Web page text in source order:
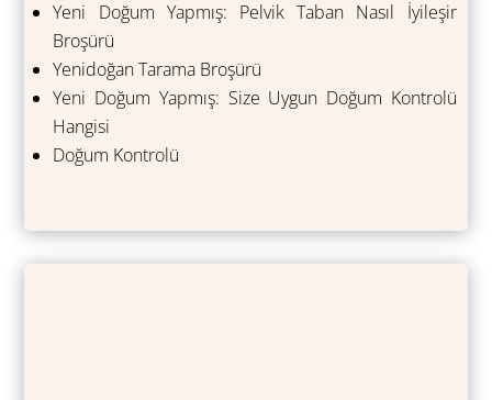
Yeni Doğum Yapmış: Pelvik Taban Nasıl İyileşir
Broşürü
Yenidoğan Tarama Broşürü
Yeni Doğum Yapmış: Size Uygun Doğum Kontrolü
Hangisi
Doğum Kontrolü